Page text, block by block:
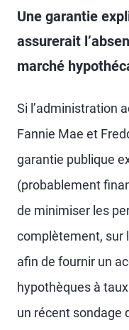
Une garantie
assurerait
marché
Si l’administration
Fannie Mae et
garantie publique
(probablement
de minimiser les
complètement, sur
afin de fournir un
hypothèques à
un récent sondage